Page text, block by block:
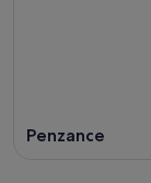
Penzance